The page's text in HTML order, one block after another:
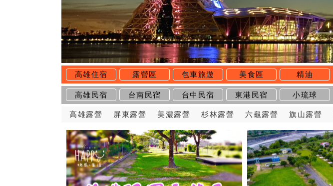
高雄住宿 露營區 包車旅遊 美食區 精油
高雄民宿 台南民宿 台中民宿 東港民宿 小琉球
高雄露營 屏東露營 美濃露營 杉林露營 六龜露營 旗山露營